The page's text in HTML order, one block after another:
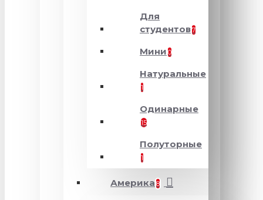
Для
студентов7
Мини 0
Натуральные
1
Одинарные
15
Полуторные
1
Америка 8